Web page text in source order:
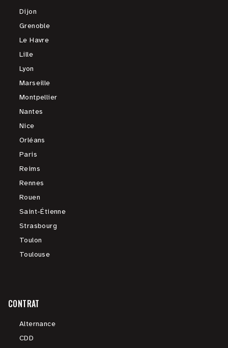
Dijon
Grenoble
Le Havre
Lille
Lyon
Marseille
Montpellier
Nantes
Nice
Orléans
Paris
Reims
Rennes
Rouen
Saint-Étienne
Strasbourg
Toulon
Toulouse
CONTRAT
Alternance
CDD